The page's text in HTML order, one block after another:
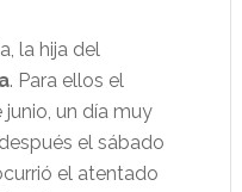
la hija del
. Para ellos el
un día muy
el sábado
el atentado